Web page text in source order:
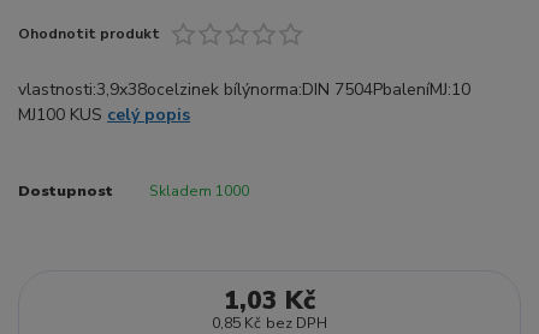
Ohodnotit produkt
vlastnosti:3,9x38ocelzinek bílýnorma:DIN 7504PbaleníMJ:10
MJ100 KUS celý popis
Dostupnost Skladem 1000
1,03 Kč
0,85 Kč bez DPH